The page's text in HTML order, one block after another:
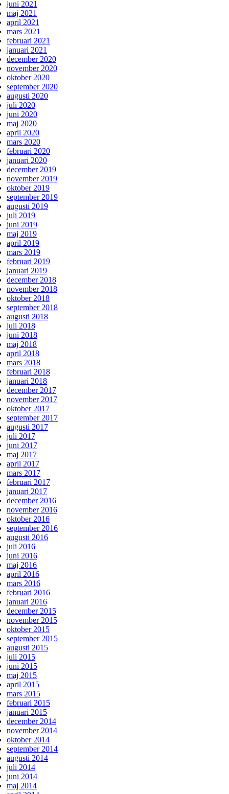
juni 2021
maj 2021
april 2021
mars 2021
februari 2021
januari 2021
december 2020
november 2020
oktober 2020
september 2020
augusti 2020
juli 2020
juni 2020
maj 2020
april 2020
mars 2020
februari 2020
januari 2020
december 2019
november 2019
oktober 2019
september 2019
augusti 2019
juli 2019
juni 2019
maj 2019
april 2019
mars 2019
februari 2019
januari 2019
december 2018
november 2018
oktober 2018
september 2018
augusti 2018
juli 2018
juni 2018
maj 2018
april 2018
mars 2018
februari 2018
januari 2018
december 2017
november 2017
oktober 2017
september 2017
augusti 2017
juli 2017
juni 2017
maj 2017
april 2017
mars 2017
februari 2017
januari 2017
december 2016
november 2016
oktober 2016
september 2016
augusti 2016
juli 2016
juni 2016
maj 2016
april 2016
mars 2016
februari 2016
januari 2016
december 2015
november 2015
oktober 2015
september 2015
augusti 2015
juli 2015
juni 2015
maj 2015
april 2015
mars 2015
februari 2015
januari 2015
december 2014
november 2014
oktober 2014
september 2014
augusti 2014
juli 2014
juni 2014
maj 2014